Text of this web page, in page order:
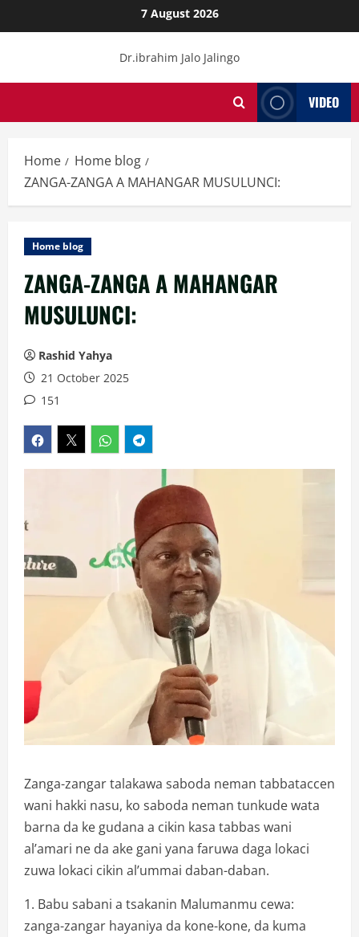
to
7 August 2026
Dr.ibrahim Jalo Jalingo
VIDEO
Home
Home blog
ZANGA-ZANGA A MAHANGAR MUSULUNCI:
Home blog
ZANGA-ZANGA A MAHANGAR
MUSULUNCI:
Rashid Yahya
21 October 2025
151
Zanga-zangar talakawa saboda neman tabbataccen
wani hakki nasu, ko saboda neman tunkude wata
barna da ke gudana a cikin kasa tabbas wani
al’amari ne da ake gani yana faruwa daga lokaci
zuwa lokaci cikin al’ummai daban-daban.
1. Babu sabani a tsakanin Malumanmu cewa:
zanga-zangar hayaniya da kone-kone, da kuma